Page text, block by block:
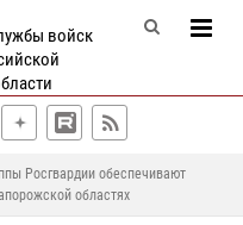
войск
Росгвардии обеспечивают
областях